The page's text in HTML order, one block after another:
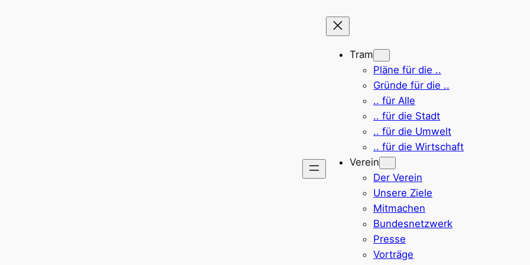
Tram
Pläne für die ..
Gründe für die ..
.. für Alle
.. für die Stadt
.. für die Umwelt
.. für die Wirtschaft
Verein
Der Verein
Unsere Ziele
Mitmachen
Bundesnetzwerk
Presse
Vorträge